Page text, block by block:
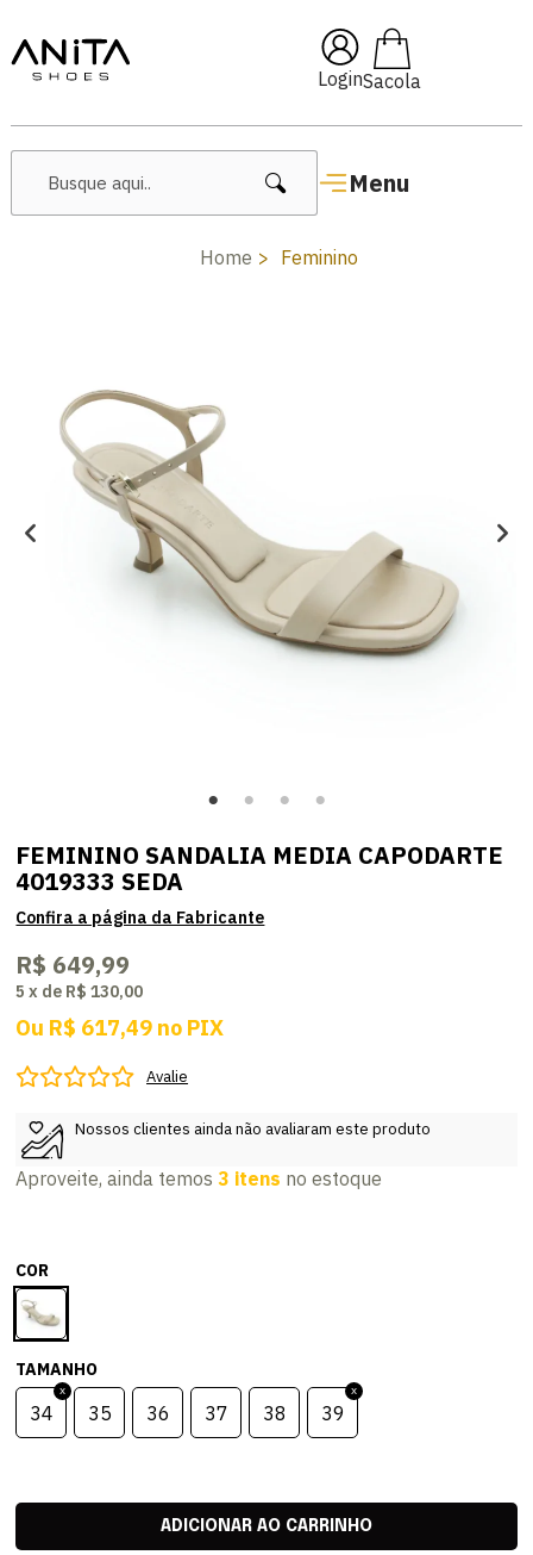
Login
Menu
Home Feminino
FEMININO SANDALIA MEDIA CAPODARTE
4019333 SEDA
R$ 649,99
5 x de R$ 130,00
Ou R$ 617,49 no PIX
Avalie
Nossos clientes ainda não avaliaram este produto
Aproveite, ainda temos3 itens no estoque
COR
TAMANHO
34 35 36 37 38 39